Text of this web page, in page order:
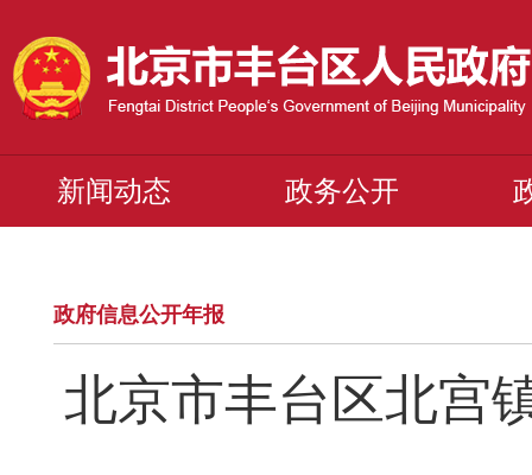
新闻动态 政务公开
政府信息公开年报
北京市丰台区北宫